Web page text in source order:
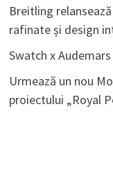
Breitling
rafinate și design
Swatch x
Urmează un nou
proiectului „Royal